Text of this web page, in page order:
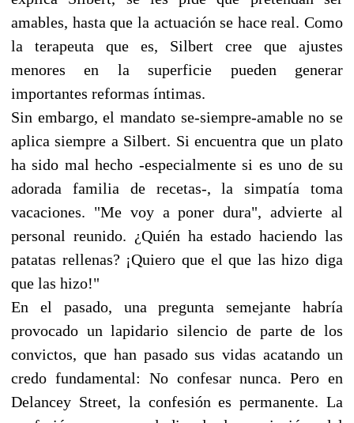
amables, hasta que la actuación se hace real. Como
la terapeuta que es, Silbert cree que ajustes
menores en la superficie pueden generar
importantes reformas íntimas.
Sin embargo, el mandato se-siempre-amable no se
aplica siempre a Silbert. Si encuentra que un plato
ha sido mal hecho -especialmente si es uno de su
adorada familia de recetas-, la simpatía toma
vacaciones. "Me voy a poner dura", advierte al
personal reunido. ¿Quién ha estado haciendo las
patatas rellenas? ¡Quiero que el que las hizo diga
que las hizo!"
En el pasado, una pregunta semejante habría
provocado un lapidario silencio de parte de los
convictos, que han pasado sus vidas acatando un
credo fundamental: No confesar nunca. Pero en
Delancey Street, la confesión es permanente. La